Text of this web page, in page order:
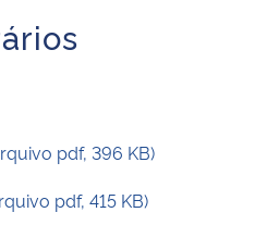
Abastecimento
pdf, 396 KB)
pdf, 415 KB)